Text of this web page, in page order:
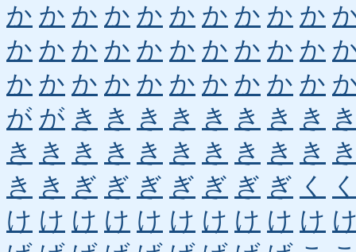
か か か か か か か か か か
か か か か か か か か か か
か か か か か か か か か か
が が き き き き き き き き
き き き き き き き き き き
き き ぎ ぎ ぎ ぎ ぎ ぎ ぎ く
け け け け け け け け け け